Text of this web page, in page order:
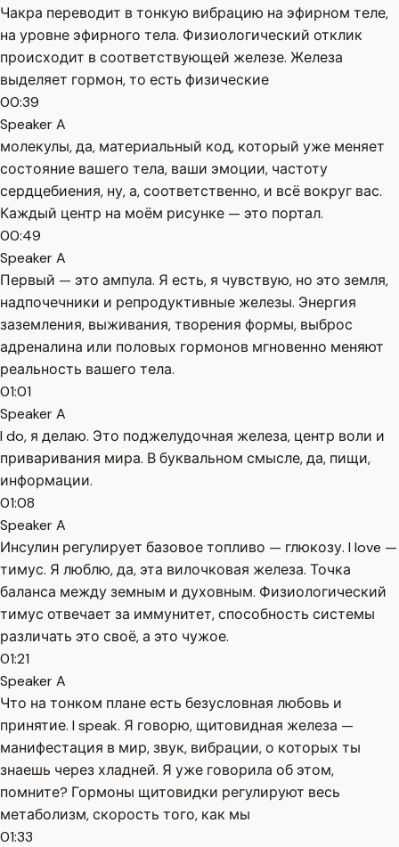
Чакра переводит в тонкую вибрацию на эфирном теле,
на уровне эфирного тела. Физиологический отклик
происходит в соответствующей железе. Железа
выделяет гормон, то есть физические
00:39
Speaker A
молекулы, да, материальный код, который уже меняет
состояние вашего тела, ваши эмоции, частоту
сердцебиения, ну, а, соответственно, и всё вокруг вас.
Каждый центр на моём рисунке — это портал.
00:49
Speaker A
Первый — это ампула. Я есть, я чувствую, но это земля,
надпочечники и репродуктивные железы. Энергия
заземления, выживания, творения формы, выброс
адреналина или половых гормонов мгновенно меняют
реальность вашего тела.
01:01
Speaker A
I do, я делаю. Это поджелудочная железа, центр воли и
приваривания мира. В буквальном смысле, да, пищи,
информации.
01:08
Speaker A
Инсулин регулирует базовое топливо — глюкозу. I love —
тимус. Я люблю, да, эта вилочковая железа. Точка
баланса между земным и духовным. Физиологический
тимус отвечает за иммунитет, способность системы
различать это своё, а это чужое.
01:21
Speaker A
Что на тонком плане есть безусловная любовь и
принятие. I speak. Я говорю, щитовидная железа —
манифестация в мир, звук, вибрации, о которых ты
знаешь через хладней. Я уже говорила об этом,
помните? Гормоны щитовидки регулируют весь
метаболизм, скорость того, как мы
01:33